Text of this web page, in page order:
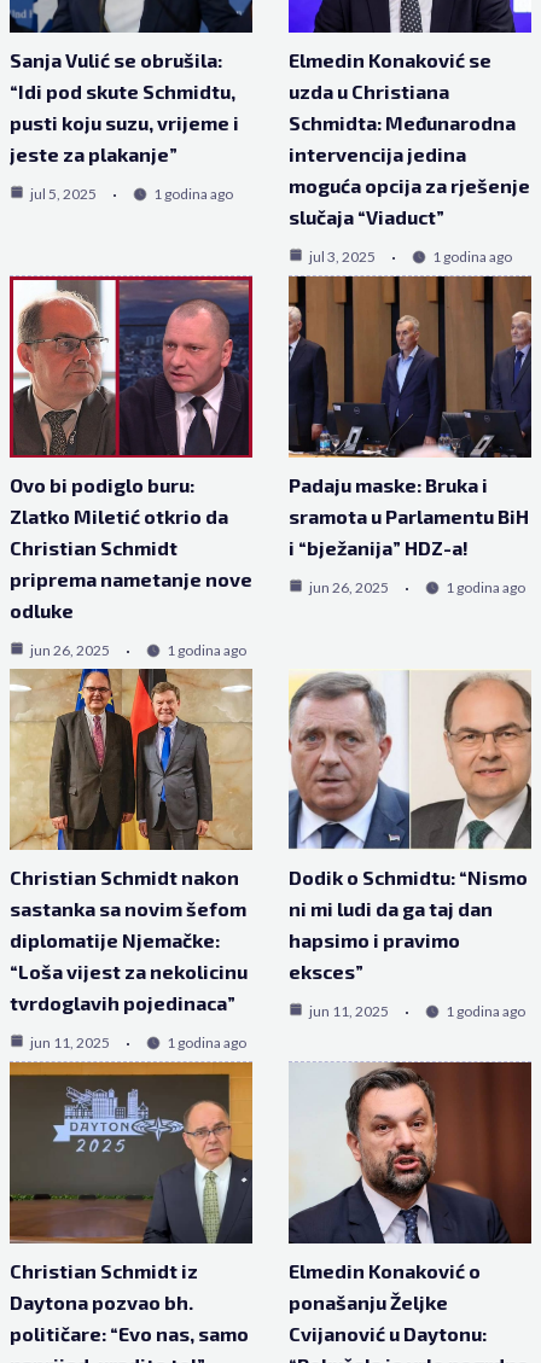
Sanja Vulić se obrušila:
“Idi pod skute Schmidtu,
pusti koju suzu, vrijeme i
jeste za plakanje”
jul 5, 2025 1 godina ago
Elmedin Konaković se
uzda u Christiana
Schmidta: Međunarodna
intervencija jedina
moguća opcija za rješenje
slučaja “Viaduct”
jul 3, 2025 1 godina ago
Ovo bi podiglo buru:
Zlatko Miletić otkrio da
Christian Schmidt
priprema nametanje nove
odluke
jun 26, 2025 1 godina ago
Padaju maske: Bruka i
sramota u Parlamentu BiH
i “bježanija” HDZ-a!
jun 26, 2025 1 godina ago
Christian Schmidt nakon
sastanka sa novim šefom
diplomatije Njemačke:
“Loša vijest za nekolicinu
tvrdoglavih pojedinaca”
jun 11, 2025 1 godina ago
Dodik o Schmidtu: “Nismo
ni mi ludi da ga taj dan
hapsimo i pravimo
eksces”
jun 11, 2025 1 godina ago
Christian Schmidt iz
Daytona pozvao bh.
političare: “Evo nas, samo
Elmedin Konaković o
ponašanju Željke
Cvijanović u Daytonu: